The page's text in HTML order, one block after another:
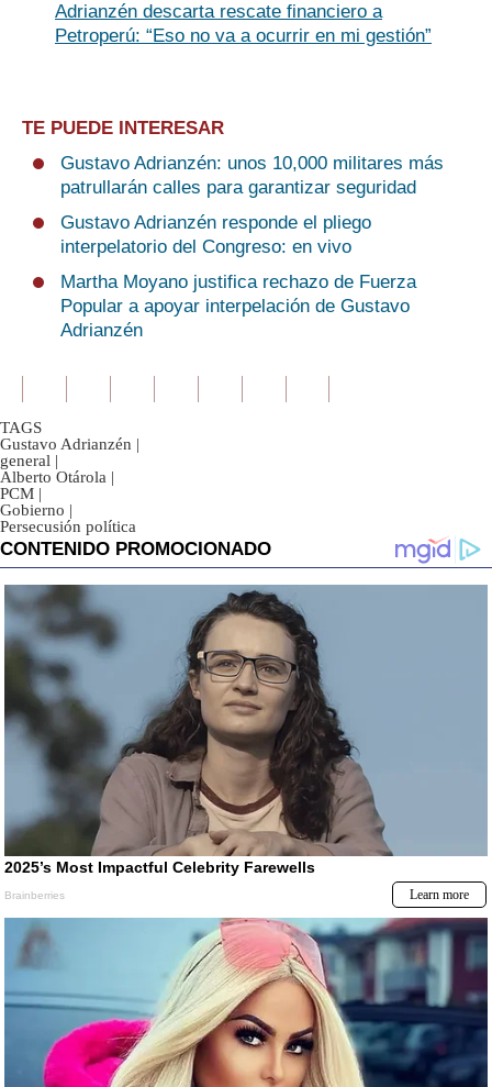
Adrianzén descarta rescate financiero a
Petroperú: “Eso no va a ocurrir en mi gestión”
TE PUEDE INTERESAR
Gustavo Adrianzén: unos 10,000 militares más
patrullarán calles para garantizar seguridad
Gustavo Adrianzén responde el pliego
interpelatorio del Congreso: en vivo
Martha Moyano justifica rechazo de Fuerza
Popular a apoyar interpelación de Gustavo
Adrianzén
TAGS
Gustavo Adrianzén |
general |
Alberto Otárola |
PCM |
Gobierno |
Persecusión política